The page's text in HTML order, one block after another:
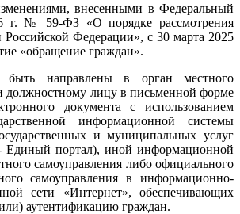
внесенными в Федеральный
г. № 59-ФЗ «О порядке рассмотрения
Федерации», с 30 марта 2025
«обращение граждан».
быть направлены в орган местного
должностному лицу в письменной форме
документа с использованием
информационной системы
и муниципальных услуг
Единый портал), иной информационной
самоуправления либо официального
самоуправления в информационно-
сети «Интернет», обеспечивающих
аутентификацию граждан.